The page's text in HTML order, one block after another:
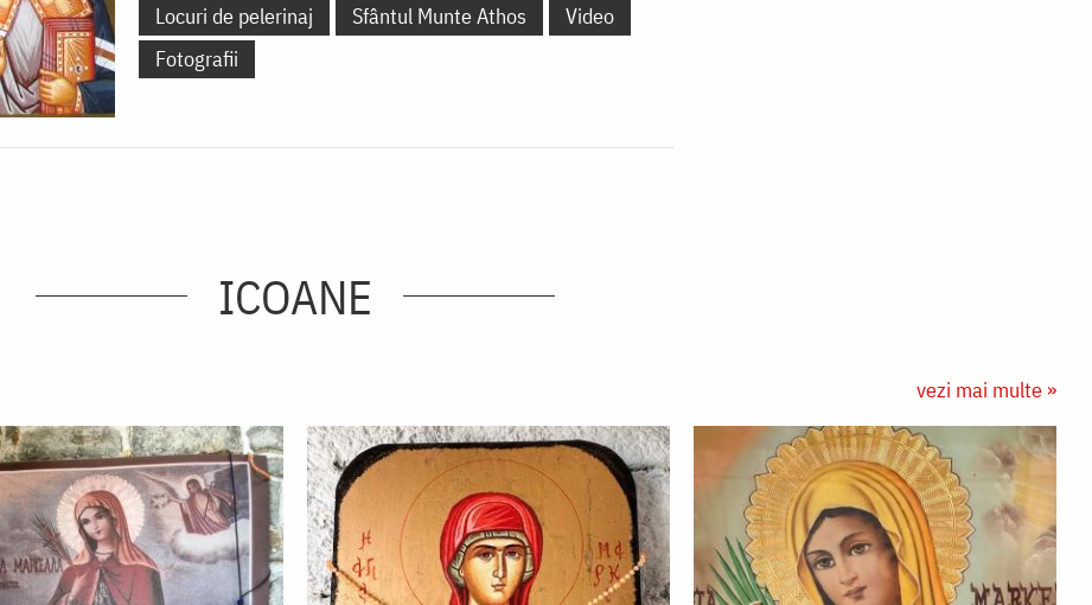
Locuri de pelerinaj
Sfântul Munte Athos
Video
Fotografii
ICOANE
vezi mai multe »